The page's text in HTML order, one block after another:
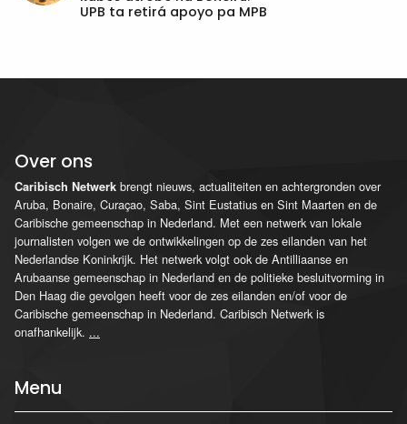
UPB ta retirá apoyo pa MPB
Over ons
Caribisch Netwerk brengt nieuws, actualiteiten en achtergronden over
Aruba, Bonaire, Curaçao, Saba, Sint Eustatius en Sint Maarten en de
Caribische gemeenschap in Nederland. Met een netwerk van lokale
journalisten volgen we de ontwikkelingen op de zes eilanden van het
Nederlandse Koninkrijk. Het netwerk volgt ook de Antilliaanse en
Arubaanse gemeenschap in Nederland en de politieke besluitvorming in
Den Haag die gevolgen heeft voor de zes eilanden en/of voor de
Caribische gemeenschap in Nederland. Caribisch Netwerk is
onafhankelijk. ...
Menu